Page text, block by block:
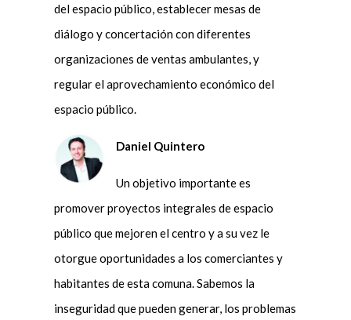
del espacio público, establecer mesas de
diálogo y concertación con diferentes
organizaciones de ventas ambulantes, y
regular el aprovechamiento económico del
espacio público.
Daniel Quintero
Un objetivo importante es
promover proyectos integrales de espacio
público que mejoren el centro y a su vez le
otorgue oportunidades a los comerciantes y
habitantes de esta comuna. Sabemos la
inseguridad que pueden generar, los problemas